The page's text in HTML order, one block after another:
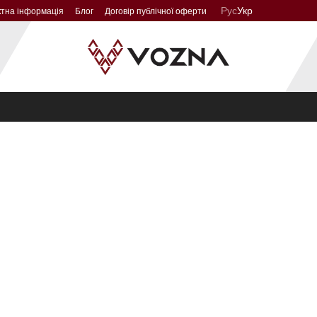
інформація Блог Договір публічної оферти РусУкр